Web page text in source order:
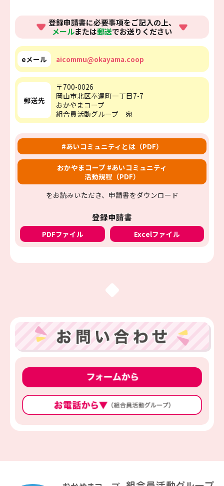
登録申請書に必要事項をご記入の上、
メールまたは郵送でお送りください
eメール aicommu@okayama.coop
郵送先
〒700-0026
岡山市北区奉還町一丁目7-7
おかやまコープ
組合員活動グループ 宛
#あいコミュニティとは（PDF）
おかやまコープ #あいコミュニティ
活動規程（PDF）
をお読みいただき、申請書をダウンロード
登録申請書
PDFファイル Excelファイル